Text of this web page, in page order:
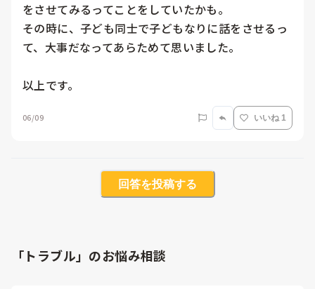
をさせてみるってことをしていたかも。
その時に、子ども同士で子どもなりに話をさせるっ
て、大事だなってあらためて思いました。
以上です。
06/09 いいね 1
回答を投稿する
「トラブル」のお悩み相談